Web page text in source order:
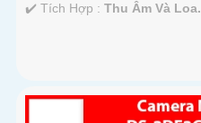
️✔️ Tích Hợp : Thu Âm Và Loa.